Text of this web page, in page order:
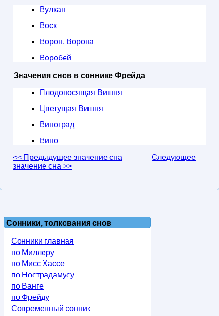
Вулкан
Воск
Ворон, Ворона
Воробей
Значения снов в соннике Фрейда
Плодоносящая Вишня
Цветущая Вишня
Виноград
Вино
<< Предыдущее значение сна
Следующее
значение сна >>
Сонники, толкования снов
Сонники главная
по Миллеру
по Мисс Хассе
по Нострадамусу
по Ванге
по Фрейду
Современный сонник